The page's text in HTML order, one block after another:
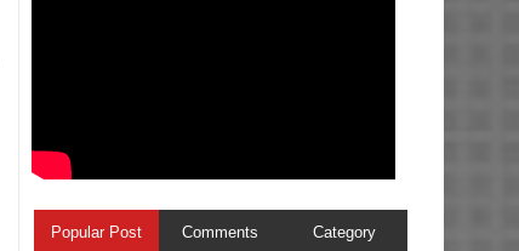
Popular Post Comments Category